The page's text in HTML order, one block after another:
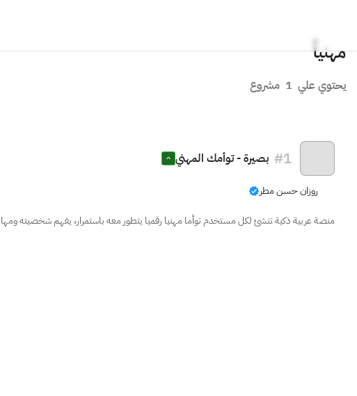
مهنياً
يحتوي علي 1 مشروع
#1 بصيرة - توأمك المهني
روزان حسن مطر
منصة عربية ذكية تنشئ لكل مستخدم توأما مهنيا رقميا يتطور معه باستمرار، يفهم شخصيته